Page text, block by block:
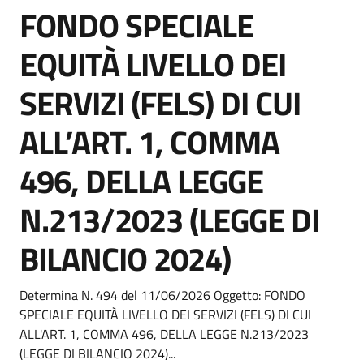
FONDO SPECIALE
EQUITÀ LIVELLO DEI
SERVIZI (FELS) DI CUI
ALL’ART. 1, COMMA
496, DELLA LEGGE
N.213/2023 (LEGGE DI
BILANCIO 2024)
Dettagli della notizia
Determina N. 494 del 11/06/2026 Oggetto: FONDO
SPECIALE EQUITÀ LIVELLO DEI SERVIZI (FELS) DI CUI
ALL'ART. 1, COMMA 496, DELLA LEGGE N.213/2023
(LEGGE DI BILANCIO 2024)...